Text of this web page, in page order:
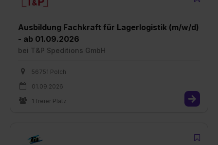
Ausbildung Fachkraft für Lagerlogistik (m/w/d)
- ab 01.09.2026
bei T&P Speditions GmbH
56751 Polch
01.09.2026
1 freier Platz